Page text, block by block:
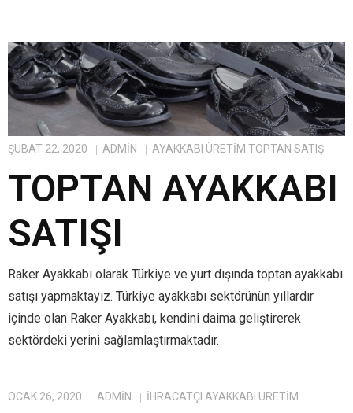
ŞUBAT 22, 2020 ADMIN AYAKKABI ÜRETIM TOPTAN SATIŞ
TOPTAN AYAKKABI
SATIŞI
Raker Ayakkabı olarak Türkiye ve yurt dışında toptan ayakkabı
satışı yapmaktayız. Türkiye ayakkabı sektörünün yıllardır
içinde olan Raker Ayakkabı, kendini daima geliştirerek
sektördeki yerini sağlamlaştırmaktadır.
OCAK 26, 2020 ADMIN IHRACATÇI AYAKKABI ÜRETIM